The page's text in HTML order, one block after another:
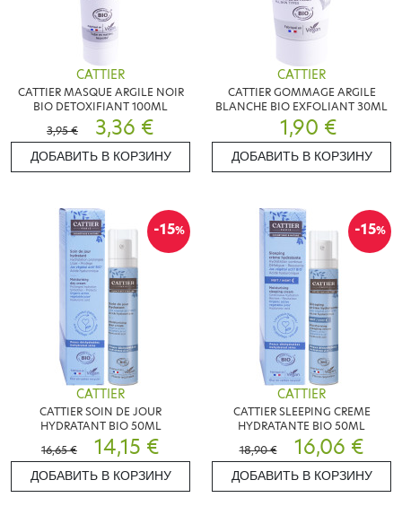
CATTIER
CATTIER MASQUE ARGILE NOIR
BIO DETOXIFIANT 100ML
3,95 €
3,36 €
ДОБАВИТЬ В КОРЗИНУ
CATTIER
CATTIER GOMMAGE ARGILE
BLANCHE BIO EXFOLIANT 30ML
1,90 €
ДОБАВИТЬ В КОРЗИНУ
-15%
CATTIER
CATTIER SOIN DE JOUR
HYDRATANT BIO 50ML
16,65 €
14,15 €
ДОБАВИТЬ В КОРЗИНУ
-15%
CATTIER
CATTIER SLEEPING CREME
HYDRATANTE BIO 50ML
18,90 €
16,06 €
ДОБАВИТЬ В КОРЗИНУ